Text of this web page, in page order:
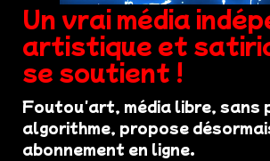
Un vrai média
artistique et
se soutient !
Foutou'art, média libre, sans
algorithme, propose
abonnement en ligne.